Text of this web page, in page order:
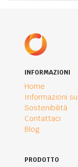
INFORMAZIONI
Home
Informazioni su
Sostenibilità
Contattaci
Blog
PRODOTTO